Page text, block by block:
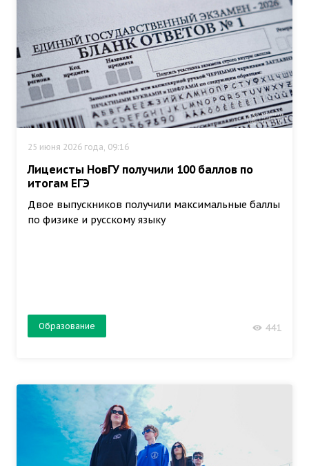
25 июня 2026 года, 09:16
Лицеисты НовГУ получили 100 баллов по
итогам ЕГЭ
Двое выпускников получили максимальные баллы
по физике и русскому языку
Образование 441